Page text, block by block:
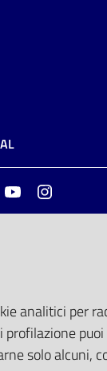
FacebookYoutube
analitici per
puoi
solo alcuni,